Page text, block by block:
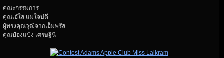
คณะกรรมการ
คุณเอ๋ใส แม่ใจบ่ดี
ผู้ทรงคุณวุฒิจากเอ็มพรัส
คุณป๋องแป๋ง เศรษฐีนี